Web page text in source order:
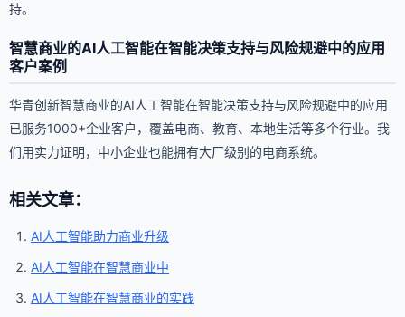
持。
智慧商业的AI人工智能在智能决策支持与风险规避中的应用
客户案例
华青创新智慧商业的AI人工智能在智能决策支持与风险规避中的应用
已服务1000+企业客户，覆盖电商、教育、本地生活等多个行业。我
们用实力证明，中小企业也能拥有大厂级别的电商系统。
相关文章：
AI人工智能助力商业升级
AI人工智能在智慧商业中
AI人工智能在智慧商业的实践